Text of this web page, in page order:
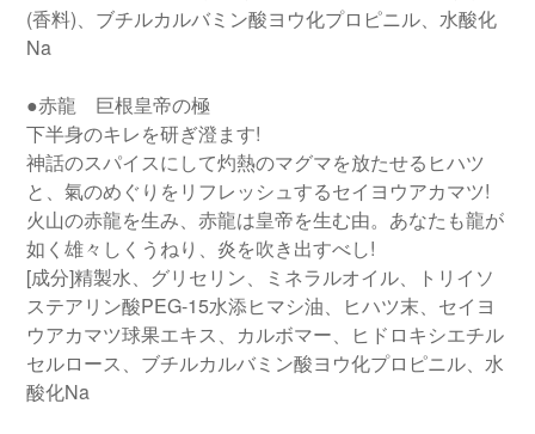
(香料)、ブチルカルバミン酸ヨウ化プロピニル、水酸化
Na
●赤龍 巨根皇帝の極
下半身のキレを研ぎ澄ます!
神話のスパイスにして灼熱のマグマを放たせるヒハツ
と、氣のめぐりをリフレッシュするセイヨウアカマツ!
火山の赤龍を生み、赤龍は皇帝を生む由。あなたも龍が
如く雄々しくうねり、炎を吹き出すべし!
[成分]精製水、グリセリン、ミネラルオイル、トリイソ
ステアリン酸PEG-15水添ヒマシ油、ヒハツ末、セイヨ
ウアカマツ球果エキス、カルボマー、ヒドロキシエチル
セルロース、ブチルカルバミン酸ヨウ化プロピニル、水
酸化Na